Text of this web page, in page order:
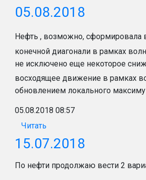
05.08.2018
Нефть , возможно, сформировала
конечной диагонали в рамках
не исключено еще некоторое
восходящее движение в рамках
обновлением локального
05.08.2018 08:57
Читать
15.07.2018
По нефти продолжаю вести 2